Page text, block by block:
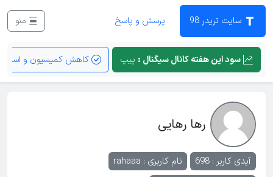
سایت تریدر 98 پرسش و پاسخ
سود این هفته کانال سیگنال : پیپ کاهش کمیسیون و اسپرد
رها رهایی
آیدی کاربر : 698 نام کاربری : rahaaa